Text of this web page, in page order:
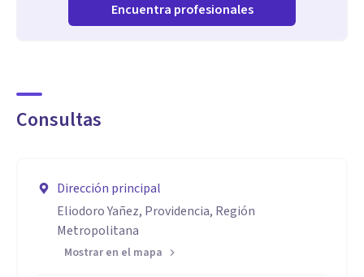
Encuentra profesionales
Consultas
Dirección principal
Eliodoro Yañez, Providencia, Región
Metropolitana
Mostrar en el mapa